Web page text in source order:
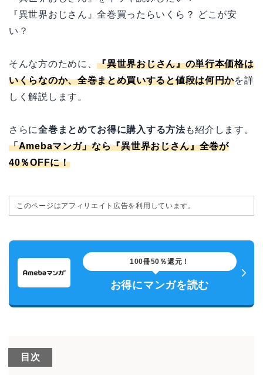
『異世界おじさん』全巻買ったらいくら？ どこが安
い？
そんな方のために、『異世界おじさん』の単行本価格は
いくらなのか、全巻まとめ買いすると値段は何円かを詳
しく解説します。
さらに全巻まとめてお得に購入する方法も紹介します。
「Amebaマンガ」なら『異世界おじさん』全巻が
40％OFFに！
このページはアフィリエイト広告を利用しています。
100冊50％還元！
お得にマンガを読む
目次